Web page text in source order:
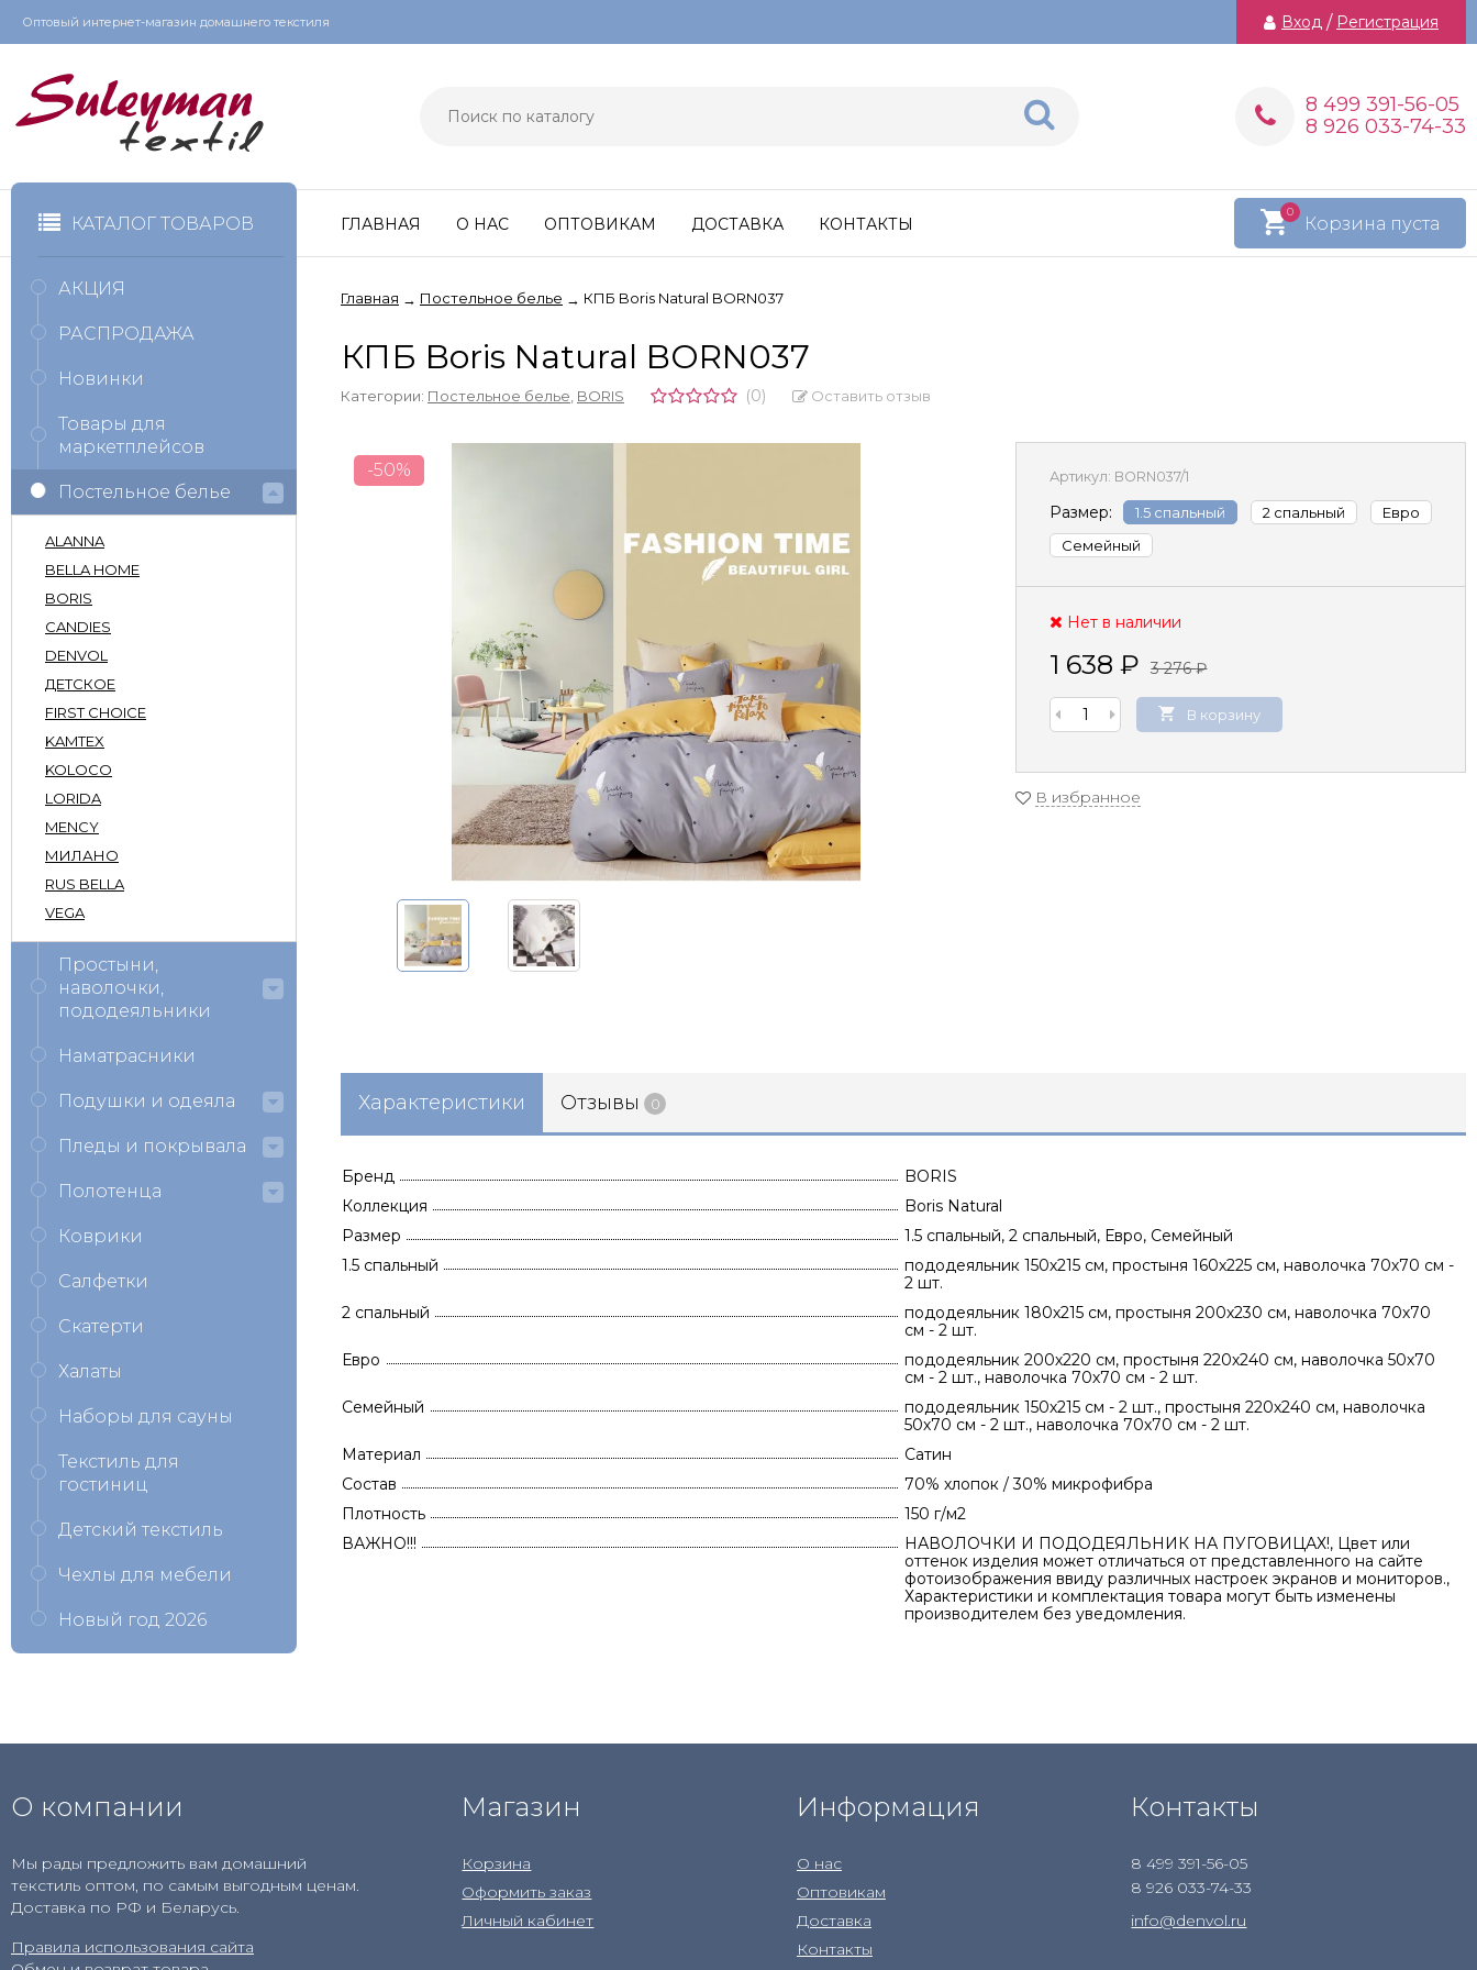
Оптовый интернет-магазин домашнего текстиля Вход / Регистрация
8 499 391-56-05
8 926 033-74-33
КАТАЛОГ ТОВАРОВ Корзина пуста
0
ГЛАВНАЯ О НАС ОПТОВИКАМ ДОСТАВКА КОНТАКТЫ
Главная → Постельное белье → КПБ Boris Natural BORN037
КПБ Boris Natural BORN037
Категории: Постельное белье BORIS (0) Оставить отзыв
-50% Артикул: BORN037/1
Размер: 1.5 спальный 2 спальный
Евро
Семейный
Нет в наличии
1 638₽ 3 276₽
В корзину
В избранное
Характеристики Отзывы 0
Бренд
BORIS
Коллекция
Boris Natural
Размер
1.5 спальный, 2 спальный, Евро, Семейный
1.5 спальный
пододеяльник 150х215 см, простыня 160х225 см, наволочка 70х70 см -
2 шт.
2 спальный
пододеяльник 180х215 см, простыня 200х230 см, наволочка 70х70
см - 2 шт.
Евро
пододеяльник 200х220 см, простыня 220х240 см, наволочка 50х70
см - 2 шт., наволочка 70х70 см - 2 шт.
Семейный
пододеяльник 150х215 см - 2 шт., простыня 220х240 см, наволочка
50х70 см - 2 шт., наволочка 70х70 см - 2 шт.
Материал
Сатин
Состав
70% хлопок / 30% микрофибра
Плотность
150 г/м2
ВАЖНО!!!
НАВОЛОЧКИ И ПОДОДЕЯЛЬНИК НА ПУГОВИЦАХ!, Цвет или
оттенок изделия может отличаться от представленного на сайте
фотоизображения ввиду различных настроек экранов и мониторов.,
Характеристики и комплектация товара могут быть изменены
производителем без уведомления.
АКЦИЯ
РАСПРОДАЖА
Новинки
Товары для
маркетплейсов
Постельное белье
ALANNA
BELLA HOME
BORIS
CANDIES
DENVOL
ДЕТСКОЕ
FIRST CHOICE
KAMTEX
KOLOCO
LORIDA
MENCY
МИЛАНО
RUS BELLA
VEGA
Простыни,
наволочки,
пододеяльники
Наматрасники
Подушки и одеяла
Пледы и покрывала
Полотенца
Коврики
Салфетки
Скатерти
Халаты
Наборы для сауны
Текстиль для
гостиниц
Детский текстиль
Чехлы для мебели
Новый год 2026
О компании
Мы рады предложить вам домашний
текстиль оптом, по самым выгодным ценам.
Доставка по РФ и Беларусь.
Правила использования сайта
Магазин
Корзина
Оформить заказ
Личный кабинет
Информация
О нас
Оптовикам
Доставка
Контакты
Контакты
8 499 391-56-05
8 926 033-74-33
info@denvol.ru